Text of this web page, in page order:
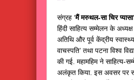
संग्रह ‘मैं मरुथल-सा चिर प्यासा
हिंदी साहित्य सम्मेलन के
अतिथि और पूर्व केंद्रीय
वाचस्पति’ तथा पटना विश्व
की गई. महामहिम ने साहित्य-
अलंकृत किया. इस अवसर पर